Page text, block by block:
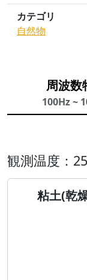
カテゴリ
自然物
周波数
100Hz ~
観測温度：
粘土(乾